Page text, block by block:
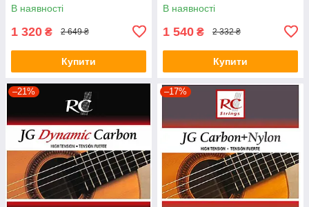
В наявності
1 320 ₴ 2 649 ₴
Купити
В наявності
1 540 ₴ 2 332 ₴
Купити
–21% –17%